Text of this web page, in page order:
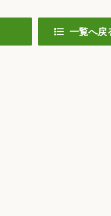
一覧へ戻